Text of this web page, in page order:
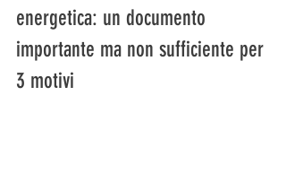
energetica: un documento
importante ma non sufficiente per
3 motivi